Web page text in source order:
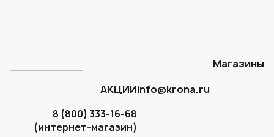
Магазины
АКЦИИinfo@krona.ru
8 (800) 333-16-68
(интернет-магазин)